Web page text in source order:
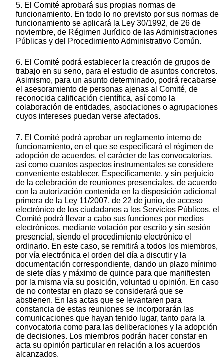
5. El Comité aprobará sus propias normas de
funcionamiento. En todo lo no previsto por sus normas de
funcionamiento se aplicará la Ley 30/1992, de 26 de
noviembre, de Régimen Jurídico de las Administraciones
Públicas y del Procedimiento Administrativo Común.
6. El Comité podrá establecer la creación de grupos de
trabajo en su seno, para el estudio de asuntos concretos.
Asimismo, para un asunto determinado, podrá recabarse
el asesoramiento de personas ajenas al Comité, de
reconocida calificación científica, así como la
colaboración de entidades, asociaciones o agrupaciones
cuyos intereses puedan verse afectados.
7. El Comité podrá aprobar un reglamento interno de
funcionamiento, en el que se especificará el régimen de
adopción de acuerdos, el carácter de las convocatorias,
así como cuantos aspectos instrumentales se considere
conveniente establecer. Específicamente, y sin perjuicio
de la celebración de reuniones presenciales, de acuerdo
con la autorización contenida en la disposición adicional
primera de la Ley 11/2007, de 22 de junio, de acceso
electrónico de los ciudadanos a los Servicios Públicos, el
Comité podrá llevar a cabo sus funciones por medios
electrónicos, mediante votación por escrito y sin sesión
presencial, siendo el procedimiento electrónico el
ordinario. En este caso, se remitirá a todos los miembros,
por vía electrónica el orden del día a discutir y la
documentación correspondiente, dando un plazo mínimo
de siete días y máximo de quince para que manifiesten
por la misma vía su posición, voluntad u opinión. En caso
de no contestar en plazo se considerará que se
abstienen. En las actas que se levantaren para
constancia de estas reuniones se incorporarán las
comunicaciones que hayan tenido lugar, tanto para la
convocatoria como para las deliberaciones y la adopción
de decisiones. Los miembros podrán hacer constar en
acta su opinión particular en relación a los acuerdos
alcanzados.